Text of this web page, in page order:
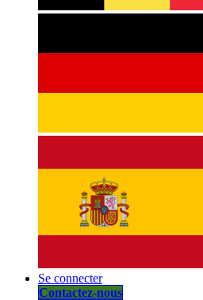
Se connecter
Contactez-nous